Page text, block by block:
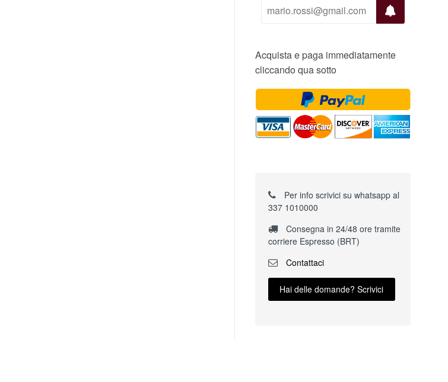
Acquista e paga immediatamente
cliccando qua sotto
Per info scrivici su whatsapp al
337 1010000
Consegna in 24/48 ore tramite
corriere Espresso (BRT)
Contattaci
Hai delle domande? Scrivici